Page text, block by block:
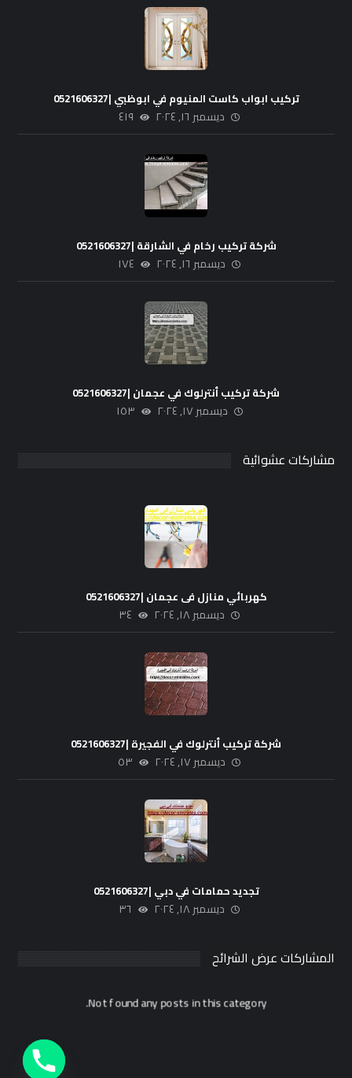
تركيب ابواب كاست المنيوم في ابوظبي |0521606327
ديسمبر ١٦, ٢٠٢٤ ٤١٩
شركة تركيب رخام في الشارقة |0521606327
ديسمبر ١٦, ٢٠٢٤ ١٧٤
شركة تركيب أنترلوك في عجمان |0521606327
ديسمبر ١٧, ٢٠٢٤ ١٥٣
مشاركات عشوائية
كهربائي منازل فى عجمان |0521606327
ديسمبر ١٨, ٢٠٢٤ ٣٤
شركة تركيب أنترلوك في الفجيرة |0521606327
ديسمبر ١٧, ٢٠٢٤ ٥٣
تجديد حمامات في دبي |0521606327
ديسمبر ١٨, ٢٠٢٤ ٣٦
المشاركات عرض الشرائح
Not found any posts in this category.